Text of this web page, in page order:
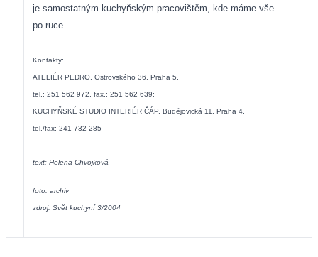
je samostatným kuchyňským pracovištěm, kde máme vše
po ruce.
Kontakty:
ATELIÉR PEDRO, Ostrovského 36, Praha 5,
tel.: 251 562 972, fax.: 251 562 639;
KUCHYŇSKÉ STUDIO INTERIÉR ČÁP, Budějovická 11, Praha 4,
tel./fax: 241 732 285
text: Helena Chvojková
foto: archiv
zdroj: Svět kuchyní 3/2004